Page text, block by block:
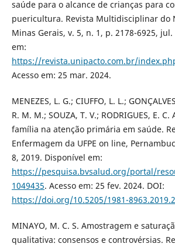
saúde para o alcance de crianças para
puericultura. Revista Multidisciplinar do
Minas Gerais, v. 5, n. 1, p. 2178-6925,
em:
https://revista.unipacto.com.br/
Acesso em: 25 mar. 2024.
MENEZES, L. G.; CIUFFO, L. L.;
R. M. M.; SOUZA, T. V.; RODRIGUES, E.
família na atenção primária em saúde.
Enfermagem da UFPE on line,
8, 2019. Disponível em:
https://pesquisa.bvsalud.org/portal/
1049435. Acesso em: 25 fev. 2024. DOI:
https://doi.org/10.5205/1981-
MINAYO, M. C. S. Amostragem e
qualitativa: consensos e controvérsias.